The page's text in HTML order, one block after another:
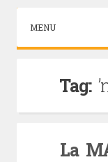
MENU
Tag:
La